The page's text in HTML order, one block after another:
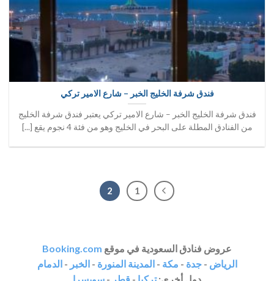
فندق شرفة الخليج الخبر – شارع الامير تركي
فندق شرفة الخليج الخبر – شارع الامير تركي يعتبر فندق شرفة الخليج
من الفنادق المطلة على البحر في الخليج وهو من فئة 4 نجوم يقع [...]
1
2
عروض فنادق السعودية في موقع Booking.com
الرياض -جدة - مكة - المدينة المنورة - الخبر - الدمام